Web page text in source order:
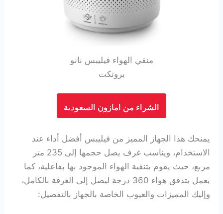
منقي الهواء فيليبس نانو
بروتكت
الشراء من امازون السعودية
يمنحك هذا الجهاز المميز من فيليبس أفضل أداء عند
الاستخدام، ويناسب غرف يصل حجمها إلى 235 متر
مربع، حيث يقوم بتنقية الهواء الموجود بها بفاعلية، كما
يعمل بتدفق هواء 360 درجة ليصل إلى الغرفة بالكامل،
وإليك المميزات والعيوب الخاصة بالجهاز بالتفصيل: